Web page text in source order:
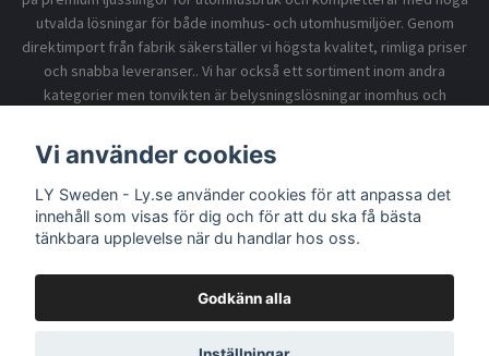
utvalda lösningar för både inomhus- och utomhusmiljöer. Genom
direktimport från fabrik säkerställer vi högsta kvalitet, rimliga priser
och snabba leveranser.. Vi har också ett sortiment inom andra
kategorier men tonvikten är belysningslösningar inomhus och
Information
© 2026 LY Sweden - Ly.se
Vi använder cookies
LY Sweden - Ly.se använder cookies för att anpassa det
innehåll som visas för dig och för att du ska få bästa
tänkbara upplevelse när du handlar hos oss.
Godkänn alla